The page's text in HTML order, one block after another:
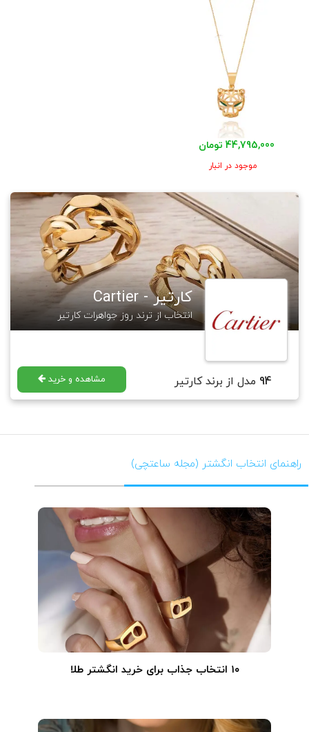
44,795,000 تومان
موجود در انبار
کارتیر - Cartier
انتخاب از ترند روز جواهرات کارتیر
94 مدل از برند کارتیر مشاهده و خرید
راهنمای انتخاب انگشتر (مجله ساعتچی)
۱۰ انتخاب جذاب برای خرید انگشتر طلا